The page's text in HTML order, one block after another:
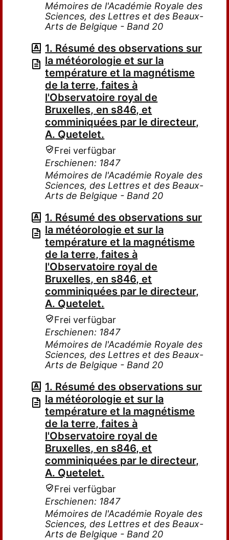
Mémoires de l'Académie Royale des
Sciences, des Lettres et des Beaux-
Arts de Belgique - Band 20
1. Résumé des observations sur
la météorologie et sur la
température et la magnétisme
de la terre, faites à
l'Observatoire royal de
Bruxelles, en s846, et
comminiquées par le directeur,
A. Quetelet.
Frei verfügbar
Erschienen: 1847
Mémoires de l'Académie Royale des
Sciences, des Lettres et des Beaux-
Arts de Belgique - Band 20
1. Résumé des observations sur
la météorologie et sur la
température et la magnétisme
de la terre, faites à
l'Observatoire royal de
Bruxelles, en s846, et
comminiquées par le directeur,
A. Quetelet.
Frei verfügbar
Erschienen: 1847
Mémoires de l'Académie Royale des
Sciences, des Lettres et des Beaux-
Arts de Belgique - Band 20
1. Résumé des observations sur
la météorologie et sur la
température et la magnétisme
de la terre, faites à
l'Observatoire royal de
Bruxelles, en s846, et
comminiquées par le directeur,
A. Quetelet.
Frei verfügbar
Erschienen: 1847
Mémoires de l'Académie Royale des
Sciences, des Lettres et des Beaux-
Arts de Belgique - Band 20